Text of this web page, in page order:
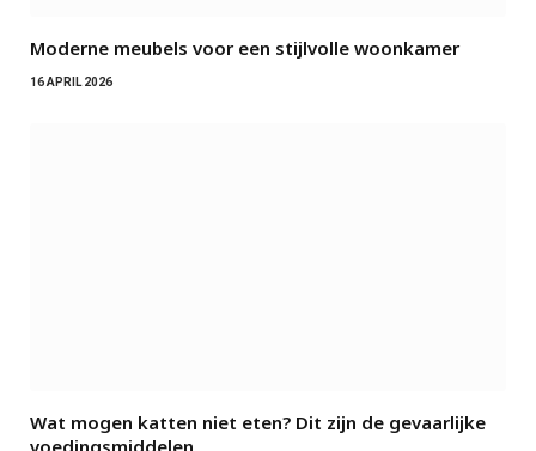
Moderne meubels voor een stijlvolle woonkamer
16 APRIL 2026
Wat mogen katten niet eten? Dit zijn de gevaarlijke
voedingsmiddelen